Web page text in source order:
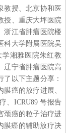
教授、北京协和医
授、重庆大坪医院
浙江省肿瘤医院楼
科大学附属医院吴
湘雅医院朱红教
辽宁省肿瘤医院高
以下主题分享：
癌的放疗进展、
、ICRU89 号报告
颈癌的粒子治疗进
膜癌的辅助放疗决